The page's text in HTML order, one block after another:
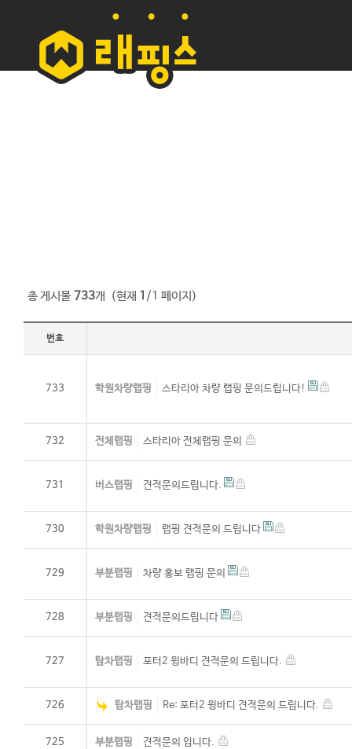
총 게시물733개 (현재 1 /1 페이지)
번호
733 학원차량랩핑 스타리아 차량 랩핑 문의드립니다!
732 전체랩핑 스타리아 전체랩핑 문의
731 버스랩핑 견적문의드립니다.
730 학원차량랩핑 랩핑 견적문의 드립니다
729 부분랩핑 차량 홍보 랩핑 문의
728 부분랩핑 견적문의드립니다
727 탑차랩핑 포터2 윙바디 견적문의 드립니다.
726 탑차랩핑 Re: 포터2 윙바디 견적문의 드립니다.
725 부분랩핑 견적문의 입니다.